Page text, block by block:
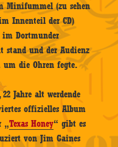
Minifummel (zu sehen
Innenteil der CD)
im Dortmunder
stand und der Audienz
die Ohren fegte.
Jahre alt werdende
offizielles Album
„Texas Honey“ gibt es
von Jim Gaines